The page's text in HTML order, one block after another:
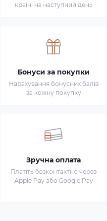
країні на наступний день
Бонуси за покупки
Нарахування бонусних балів
за кожну покупку
Зручна оплата
Платіть безконтактно через
Apple Pay або Google Pay